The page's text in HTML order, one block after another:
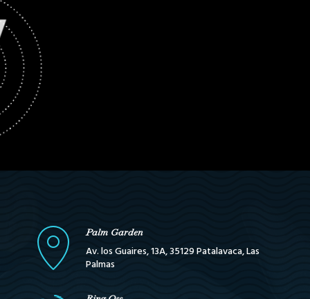
Palm Garden
Av. los Guaires, 13A, 35129 Patalavaca, Las
Palmas